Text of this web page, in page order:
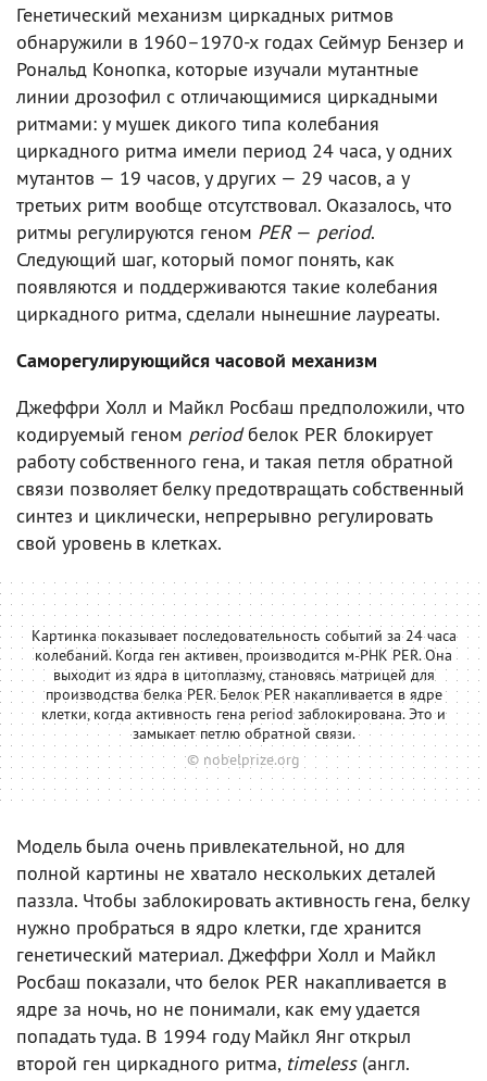
Генетический механизм циркадных ритмов
обнаружили в 1960–1970-х годах Сеймур Бензер и
Рональд Конопка, которые изучали мутантные
линии дрозофил с отличающимися циркадными
ритмами: у мушек дикого типа колебания
циркадного ритма имели период 24 часа, у одних
мутантов — 19 часов, у других — 29 часов, а у
третьих ритм вообще отсутствовал. Оказалось, что
ритмы регулируются геном PER— period.
Следующий шаг, который помог понять, как
появляются и поддерживаются такие колебания
циркадного ритма, сделали нынешние лауреаты.
Саморегулирующийся часовой механизм
Джеффри Холл и Майкл Росбаш предположили, что
кодируемый геном periodбелок PER блокирует
работу собственного гена, и такая петля обратной
связи позволяет белку предотвращать собственный
синтез и циклически, непрерывно регулировать
свой уровень в клетках.
Картинка показывает последовательность событий за 24 часа
колебаний. Когда ген активен, производится м-РНК PER. Она
выходит из ядра в цитоплазму, становясь матрицей для
производства белка PER. Белок PER накапливается в ядре
клетки, когда активность гена period заблокирована. Это и
замыкает петлю обратной связи.
© nobelprize.org
Модель была очень привлекательной, но для
полной картины не хватало нескольких деталей
паззла. Чтобы заблокировать активность гена, белку
нужно пробраться в ядро клетки, где хранится
генетический материал. Джеффри Холл и Майкл
Росбаш показали, что белок PER накапливается в
ядре за ночь, но не понимали, как ему удается
попадать туда. В 1994 году Майкл Янг открыл
второй ген циркадного ритма, timeless(англ.